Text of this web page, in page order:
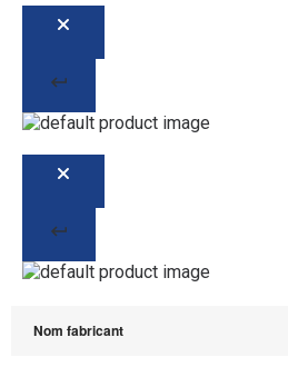
Nom fabricant